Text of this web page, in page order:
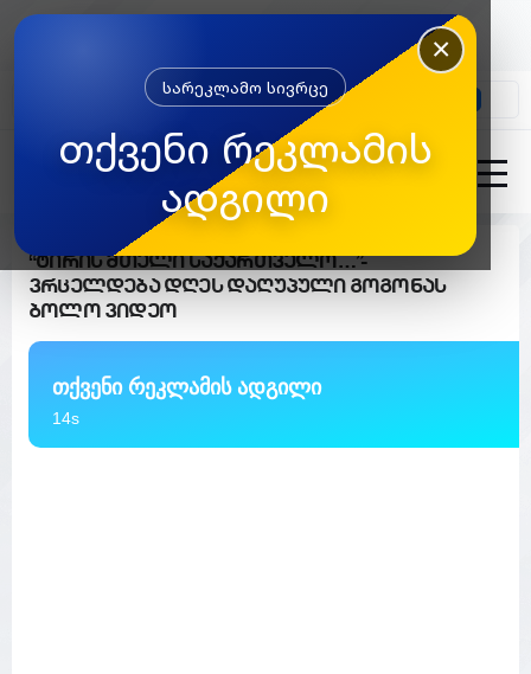
×
სარეკლამო სივრცე
თქვენი რეკლამის
ადგილი
კონტაქტი
“ტირის მთელი საქართველო…”-
ვრცელდება დღეს დაღუპული გოგონას
ბოლო ვიდეო
თქვენი რეკლამის ადგილი
13s